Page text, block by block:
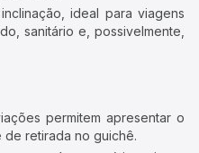
ideal para viagens
sanitário e, possivelmente,
permitem apresentar o
retirada no guichê.